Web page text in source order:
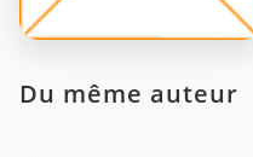
Du même auteur